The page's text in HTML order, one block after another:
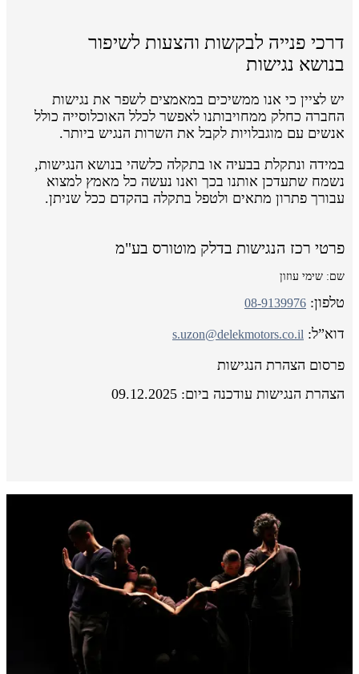
דרכי פנייה לבקשות והצעות לשיפור
בנושא נגישות
יש לציין כי אנו ממשיכים במאמצים לשפר את נגישות
החברה כחלק ממחויבותנו לאפשר לכלל האוכלוסייה כולל
אנשים עם מוגבלויות לקבל את השרות הנגיש ביותר.
במידה ונתקלת בבעיה או בתקלה כלשהי בנושא הנגישות,
נשמח שתעדכן אותנו בכך ואנו נעשה כל מאמץ למצוא
עבורך פתרון מתאים ולטפל בתקלה בהקדם ככל שניתן.
פרטי רכז הנגישות בדלק מוטורס בע"מ
שם: שימי עוזון
טלפון: 08-9139976
דוא”ל: s.uzon@delekmotors.co.il
פרסום הצהרת הנגישות
הצהרת הנגישות עודכנה ביום: 09.12.2025